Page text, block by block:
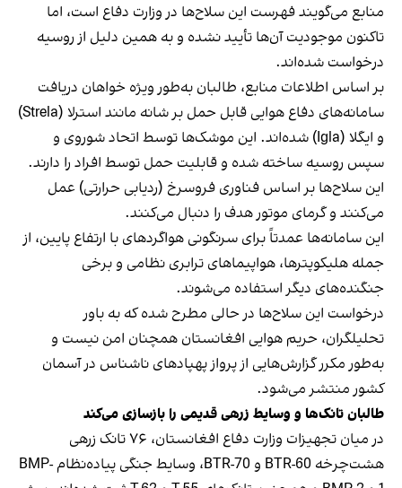
منابع می‌گویند فهرست این سلاح‌ها در وزارت دفاع است، اما
تاکنون موجودیت آن‌ها تأیید نشده و به همین دلیل از روسیه
درخواست شده‌اند.
بر اساس اطلاعات منابع، طالبان به‌طور ویژه خواهان دریافت
سامانه‌های دفاع هوایی قابل حمل بر شانه مانند استرلا (Strela)
و ایگلا (Igla) شده‌اند. این موشک‌ها توسط اتحاد شوروی و
سپس روسیه ساخته شده و قابلیت حمل توسط افراد را دارند.
این سلاح‌ها بر اساس فناوری فروسرخ (ردیابی حرارتی) عمل
می‌کنند و گرمای موتور هدف را دنبال می‌کنند.
این سامانه‌ها عمدتاً برای سرنگونی هواگردهای با ارتفاع پایین، از
جمله هلیکوپترها، هواپیماهای ترابری نظامی و برخی
جنگنده‌های دیگر استفاده می‌شوند.
درخواست این سلاح‌ها در حالی مطرح شده که به باور
تحلیلگران، حریم هوایی افغانستان همچنان امن نیست و
به‌طور مکرر گزارش‌هایی از پرواز پهپادهای ناشناس در آسمان
کشور منتشر می‌شود.
طالبان تانک‌ها و وسایط زرهی قدیمی را بازسازی می‌کند
در میان تجهیزات وزارت دفاع افغانستان، ۷۶ تانک زرهی
هشت‌چرخه BTR-60 و BTR-70، وسایط جنگی پیاده‌نظام BMP-